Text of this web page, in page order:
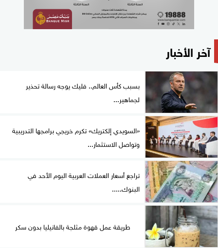
آخر الأخبار
بسبب كأس العالم.. فليك يوجه رسالة تحذير
لجماهير...
«السويدي إلكتريك» تكرم خريجي برامجها التدريبية
وتواصل الاستثمار...
تراجع أسعار العملات العربية اليوم الأحد في
البنوك.....
طريقة عمل قهوة مثلجة بالفانيليا بدون سكر